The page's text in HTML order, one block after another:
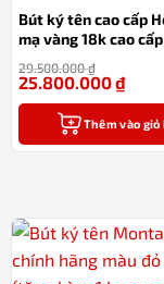
Bút ký tên cao cấp
mạ vàng 18k cao
29.500.000₫
25.800.000₫
Thêm vào giỏ